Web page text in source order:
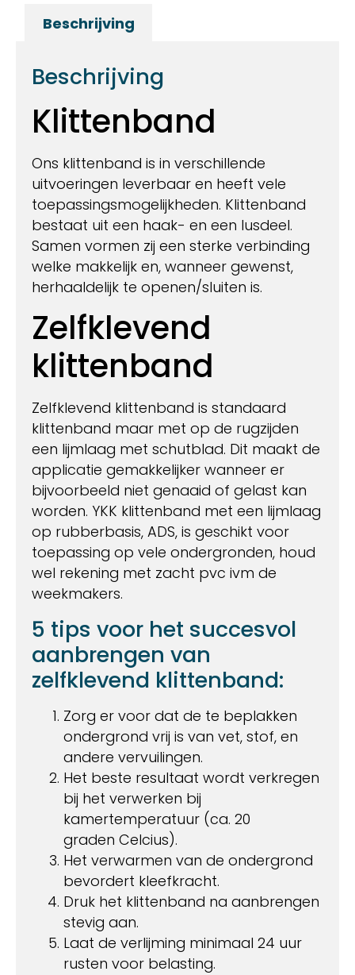
Beschrijving
Beschrijving
Klittenband
Ons klittenband is in verschillende
uitvoeringen leverbaar en heeft vele
toepassingsmogelijkheden. Klittenband
bestaat uit een haak- en een lusdeel.
Samen vormen zij een sterke verbinding
welke makkelijk en, wanneer gewenst,
herhaaldelijk te openen/sluiten is.
Zelfklevend
klittenband
Zelfklevend klittenband is standaard
klittenband maar met op de rugzijden
een lijmlaag met schutblad. Dit maakt de
applicatie gemakkelijker wanneer er
bijvoorbeeld niet genaaid of gelast kan
worden. YKK klittenband met een lijmlaag
op rubberbasis, ADS, is geschikt voor
toepassing op vele ondergronden, houd
wel rekening met zacht pvc ivm de
weekmakers.
5 tips voor het succesvol
aanbrengen van
zelfklevend klittenband:
Zorg er voor dat de te beplakken
ondergrond vrij is van vet, stof, en
andere vervuilingen.
Het beste resultaat wordt verkregen
bij het verwerken bij
kamertemperatuur (ca. 20
graden Celcius).
Het verwarmen van de ondergrond
bevordert kleefkracht.
Druk het klittenband na aanbrengen
stevig aan.
Laat de verlijming minimaal 24 uur
rusten voor belasting.